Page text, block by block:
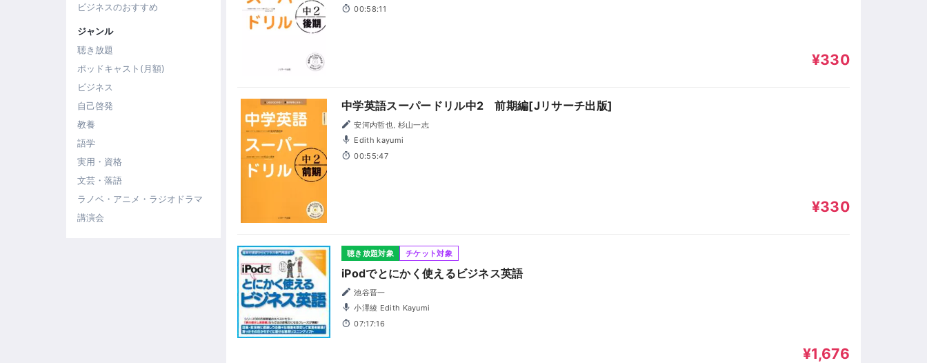
ビジネスのおすすめ
ジャンル
聴き放題
ポッドキャスト(月額)
ビジネス
自己啓発
教養
語学
実用・資格
文芸・落語
ラノベ・アニメ・ラジオドラマ
講演会
00:58:11
¥330
中学英語スーパードリル中2 前期編[Jリサーチ出版]
安河内哲也, 杉山一志
Edith kayumi
00:55:47
¥330
聴き放題対象 チケット対象
iPodでとにかく使えるビジネス英語
池谷晋一
小澤綾 Edith Kayumi
07:17:16
¥1,676